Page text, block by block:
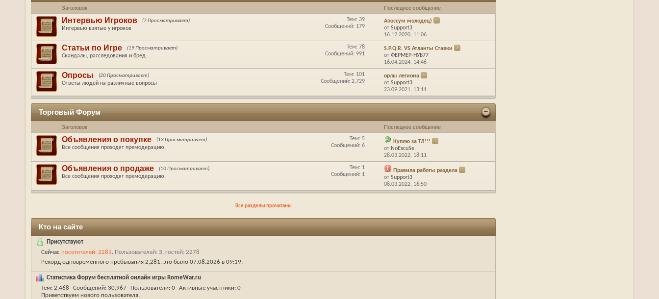
Заголовок Последнее сообщение
Интервью Игроков (7 Просматривает)
Интервью взятые у игроков
Тем: 39
Сообщений: 179
Апоссум молодец)
от Support3
16.12.2020, 11:06
Статьи по Игре (19 Просматривает)
Скандалы, расследования и бред
Тем: 78
Сообщений: 991
S.P.Q.R. VS Атланты Ставки
от ФЕРМЕР-НУБ77
16.04.2024, 14:46
Опросы (20 Просматривает)
Ответы людей на различные вопросы
Тем: 101
Сообщений: 2,729
орлы легиона
от Support3
23.09.2021, 13:11
Торговый Форум
Заголовок Последнее сообщение
Объявления о покупке (13 Просматривает)
Все сообщения проходят премодерацию.
Тем: 5
Сообщений: 6
Куплю за ТЛ!!!
от NoExcuSe
28.03.2022, 18:11
Объявления о продаже (10 Просматривает)
Все сообщения проходят премодерацию.
Тем: 1
Сообщений: 1
Правила работы раздела
от Support3
08.03.2022, 16:50
Все разделы прочитаны
Кто на сайте
Присутствуют
Сейчас посетителей: 2281. Пользователей: 3, гостей: 2278
Рекорд одновременного пребывания 2,281, это было 07.08.2026 в 09:19.
Статистика Форум бесплатной онлайн игры RomeWar.ru
Тем
2,468 Сообщений 30,967 Пользователи 0 Активные участники 0
Приветствуем нового пользователя,